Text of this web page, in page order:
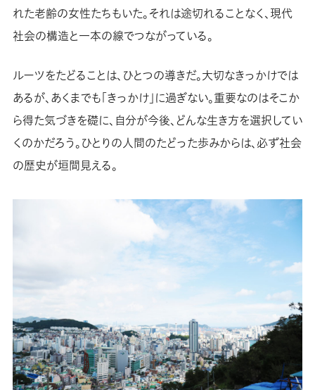
れた老齢の女性たちもいた。それは途切れることなく、現代
社会の構造と一本の線でつながっている。
ルーツをたどることは、ひとつの導きだ。大切なきっかけでは
あるが、あくまでも「きっかけ」に過ぎない。重要なのはそこか
ら得た気づきを礎に、自分が今後、どんな生き方を選択してい
くのかだろう。ひとりの人間のたどった歩みからは、必ず社会
の歴史が垣間見える。